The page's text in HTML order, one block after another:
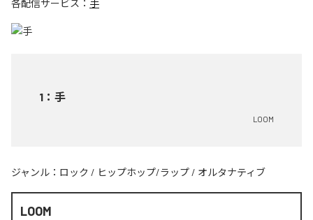
各配信サービス： 手
1 ： 手
LOOM
ジャンル： ロック / ヒップホップ/ラップ / オルタナティブ
LOOM